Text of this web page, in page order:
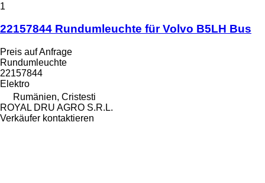
1
22157844 Rundumleuchte für Volvo B5LH Bus
Preis auf Anfrage
Rundumleuchte
22157844
Elektro
Rumänien, Cristesti
ROYAL DRU AGRO S.R.L.
Verkäufer kontaktieren